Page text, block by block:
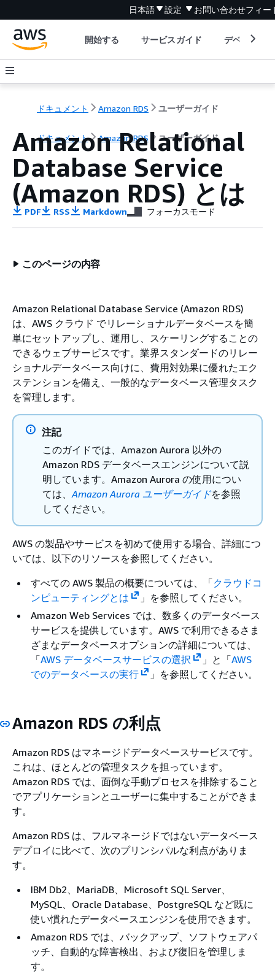
日本語 設定 お問い合わせフィー
開始する サービスガイド デベロッパ
ドキュメント Amazon RDS ユーザーガイド
ドキュメント Amazon RDS ユーザーガイド
Amazon Relational
Database Service
(Amazon RDS) とは
PDF RSS Markdown フォーカスモード
このページの内容
Amazon Relational Database Service (Amazon RDS)
は、AWS クラウド でリレーショナルデータベースを簡
単にセットアップし、運用し、スケーリングすることの
できるウェブサービスです。業界スタンダードのリレー
ショナルデータベース向けに、費用対効果に優れたエク
ステンションを備え、一般的なデータベース管理タスク
を管理します。
注記
このガイドでは、Amazon Aurora 以外の
Amazon RDS データベースエンジンについて説
明しています。Amazon Aurora の使用につい
ては、Amazon Aurora ユーザーガイドを参照
してください。
AWS の製品やサービスを初めて使用する場合、詳細につ
いては、以下のリソースを参照してください。
すべての AWS 製品の概要については、「クラウドコ
ンピューティングとは
」を参照してください。
Amazon Web Services では、数多くのデータベース
サービスを提供しています。AWS で利用できるさま
ざまなデータベースオプションの詳細については、
「AWS データベースサービスの選択 」と「AWS
でのデータベースの実行
」を参照してください。
Amazon RDS の利点
Amazon RDS はマネージドデータベースサービスです。
これは、ほとんどの管理タスクを担っています。
Amazon RDS では、面倒な手動プロセスを排除すること
でアプリケーションとユーザーに集中することができま
す。
Amazon RDS は、フルマネージドではないデータベース
デプロイに比べて、次のプリンシパルな利点がありま
す。
IBM Db2、MariaDB、Microsoft SQL Server、
MySQL、Oracle Database、PostgreSQL など既に
使い慣れたデータベースエンジンを使用できます。
Amazon RDS では、バックアップ、ソフトウェアパ
ッチ、自動的な障害検出、および復旧を管理しま
す。